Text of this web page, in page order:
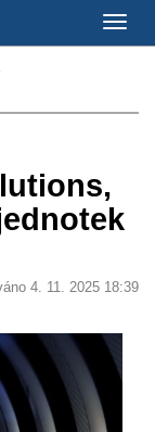
4. 11. 2025 18:39